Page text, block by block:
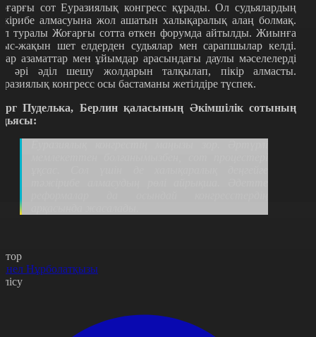
сот Еуразиялық конгресс құрады. Ол судьялардың
алмасуына жол ашатын халықаралық алаң болмақ.
туралы Жоғарғы сотта өткен форумда айтылды. Жиынға
жақын шет елдерден судьялар мен сарапшылар келді.
азаматтар мен ұйымдар арасындағы даулы мәселелерді
әрі әділ шешу жолдарын талқылап, пікір алмасты.
конгресс осы бастаманы жетілдіре түспек.
Пуделька, Берлин қаласының Әкімшілік сотының
:
Нұрболатқызы